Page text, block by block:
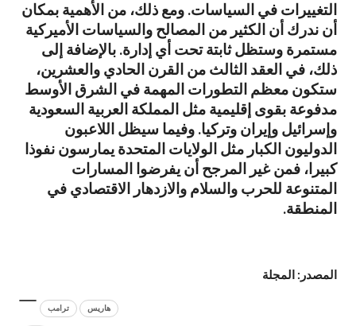
التغييرات في السياسات. ومع ذلك، من الأهمية بمكان
أن ندرك أن الكثير من المصالح والسياسات الأميركية
مستمرة وستظل ثابتة تحت أي إدارة. بالإضافة إلى
ذلك، في العقد الثالث من القرن الحادي والعشرين،
ستكون معظم التطورات المهمة في الشرق الأوسط
مدفوعة بقوى إقليمية مثل المملكة العربية السعودية
وإسرائيل وإيران وتركيا. وفيما سيظل اللاعبون
الدوليون الكبار مثل الولايات المتحدة يمارسون نفوذا
كبيرا، فمن غير المرجح أن يفرضوا المسارات
المتنوعة للحرب والسلام والازدهار الاقتصادي في
المنطقة.
المصدر: المجلة
ترامب هاريس